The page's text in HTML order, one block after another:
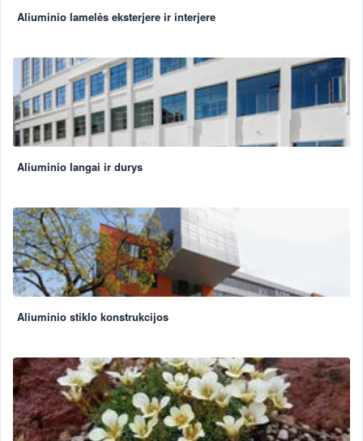
Aliuminio lamelės eksterjere ir interjere
Aliuminio langai ir durys
Aliuminio stiklo konstrukcijos